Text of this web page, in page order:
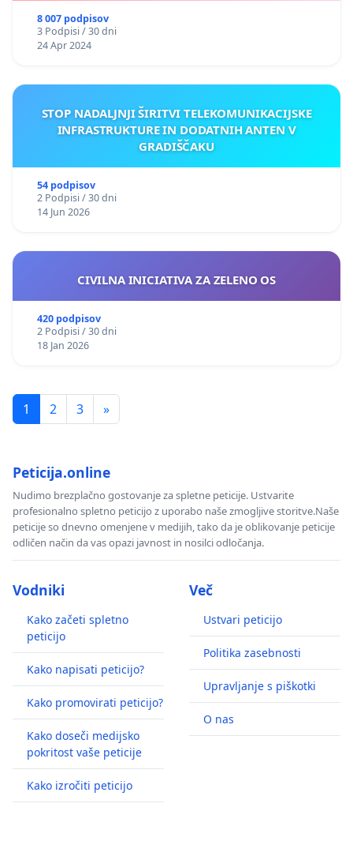
8 007 podpisov
3 Podpisi / 30 dni
24 Apr 2024
STOP NADALJNJI ŠIRITVI TELEKOMUNIKACIJSKE
INFRASTRUKTURE IN DODATNIH ANTEN V
GRADIŠČAKU
54 podpisov
2 Podpisi / 30 dni
14 Jun 2026
CIVILNA INICIATIVA ZA ZELENO OS
420 podpisov
2 Podpisi / 30 dni
18 Jan 2026
1 2 3 »
Peticija.online
Nudimo brezplačno gostovanje za spletne peticije. Ustvarite
profesionalno spletno peticijo z uporabo naše zmogljive storitve.Naše
peticije so dnevno omenjene v medijih, tako da je oblikovanje peticije
odličen način da vas opazi javnost in nosilci odločanja.
Vodniki
Kako začeti spletno
peticijo
Kako napisati peticijo?
Kako promovirati peticijo?
Kako doseči medijsko
pokritost vaše peticije
Kako izročiti peticijo
Več
Ustvari peticijo
Politika zasebnosti
Upravljanje s piškotki
O nas